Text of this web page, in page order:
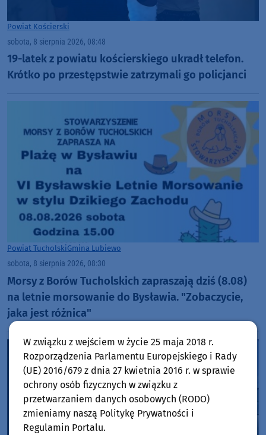
Powiat Kościerski
sobota, 8 sierpnia 2026, 08:48
19-latek z powiatu kościerskiego ukradł telefon.
Krótko po przestępstwie zatrzymali go policjanci
Powiat TucholskiGmina Lubiewo
sobota, 8 sierpnia 2026, 08:30
Morsy z Borów Tucholskich zapraszają dziś (8.08)
na letnie morsowanie do Bysławia. "Zobaczycie,
jaka jest różnica"
W związku z wejściem w życie 25 maja 2018 r.
Rozporządzenia Parlamentu Europejskiego i Rady
(UE) 2016/679 z dnia 27 kwietnia 2016 r. w sprawie
ochrony osób fizycznych w związku z
przetwarzaniem danych osobowych (RODO)
zmieniamy naszą Politykę Prywatności i
Regulamin Portalu.